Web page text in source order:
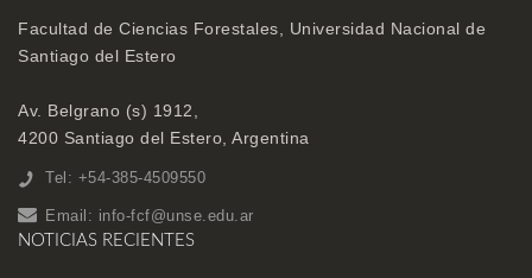
Facultad de Ciencias Forestales, Universidad Nacional de
Santiago del Estero
Av. Belgrano (s) 1912,
4200 Santiago del Estero, Argentina
Tel: +54-385-4509550
Email: info-fcf@unse.edu.ar
NOTICIAS RECIENTES